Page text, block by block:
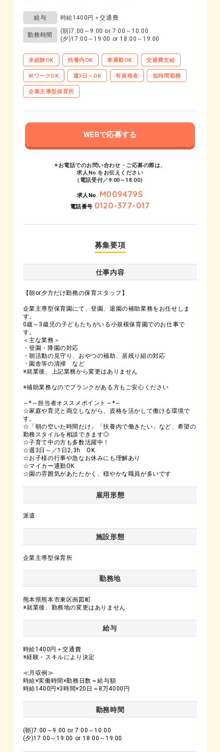
給与 時給1400円＋交通費
勤務時間
(朝)7:00～9:00 or 7:00～10:00
(夕)17:00～19:00 or 18:00～19:00
未経験OK 扶養内OK 車通勤OK 交通費支給
WワークOK 週3日～OK 有資格者 短時間勤務
企業主導型保育所
WEBで応募する
※お電話でのお問い合わせ・ご応募の際は、
求人No.をお伝えください
（電話受付／9:00～18:00）
求人No. M009479S
電話番号 0120-377-017
募集要項
仕事内容
【朝or夕方だけ勤務の保育スタッフ】
企業主導型保育園にて、登園、退園の補助業務をお任せしま
す。
0歳～3歳児の子どもたちがいる小規模保育園でのお仕事で
す。
＜主な業務＞
・登園・降園の対応
・朝活動の見守り、おやつの補助、居残り組の対応
・園舎等の清掃 など
※就業後、上記業務から変更はありません
※補助業務なのでブランクがある方もご安心ください
～*～担当者オススメポイント～*～
☆家庭や育児と両立しながら、資格を活かして働ける環境で
す。
☆「朝の空いた時間だけ」「扶養内で働きたい」など、希望の
勤務スタイルを相談できます◎
☆子育て中の方も多数活躍中！
☆週3日～／1日2,3h OK
☆お子様の行事や急なお休みにも理解あり
☆マイカー通勤OK
☆園の雰囲気があたたかく、穏やかな職員が多いです
雇用形態
派遣
施設形態
企業主導型保育所
勤務地
熊本県熊本市東区画図町
※就業後、勤務地の変更はありません
給与
時給1400円＋交通費
※経験・スキルにより決定
≪月収例≫
時給×実働時間×勤務日数＝給与額
時給1400円×3時間×20日＝8万4000円
勤務時間
(朝)7:00～9:00 or 7:00～10:00
(夕)17:00～19:00 or 18:00～19:00